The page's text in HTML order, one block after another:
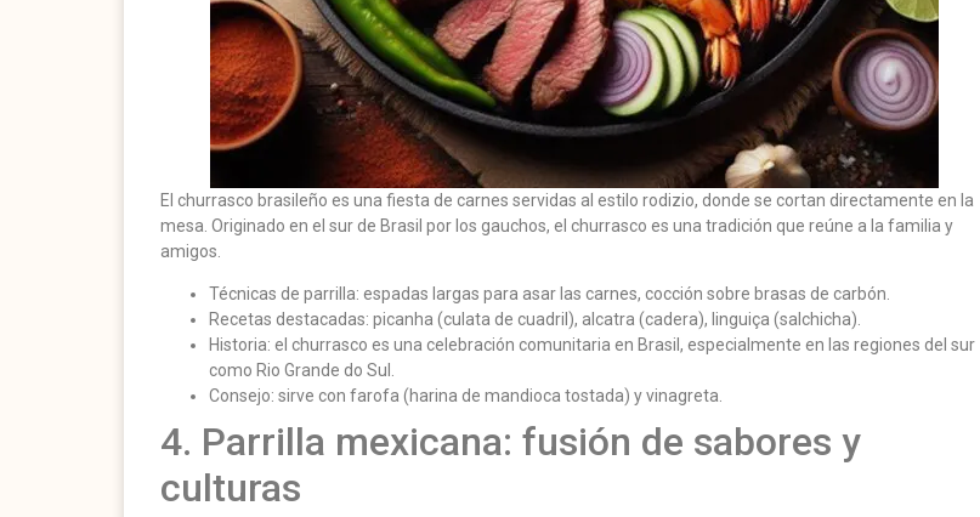
El churrasco brasileño es una fiesta de carnes servidas al estilo rodizio, donde se cortan directamente en la
mesa. Originado en el sur de Brasil por los gauchos, el churrasco es una tradición que reúne a la familia y
amigos.
Técnicas de parrilla: espadas largas para asar las carnes, cocción sobre brasas de carbón.
Recetas destacadas: picanha (culata de cuadril), alcatra (cadera), linguiça (salchicha).
Historia: el churrasco es una celebración comunitaria en Brasil, especialmente en las regiones del sur
como Rio Grande do Sul.
Consejo: sirve con farofa (harina de mandioca tostada) y vinagreta.
4. Parrilla mexicana: fusión de sabores y
culturas